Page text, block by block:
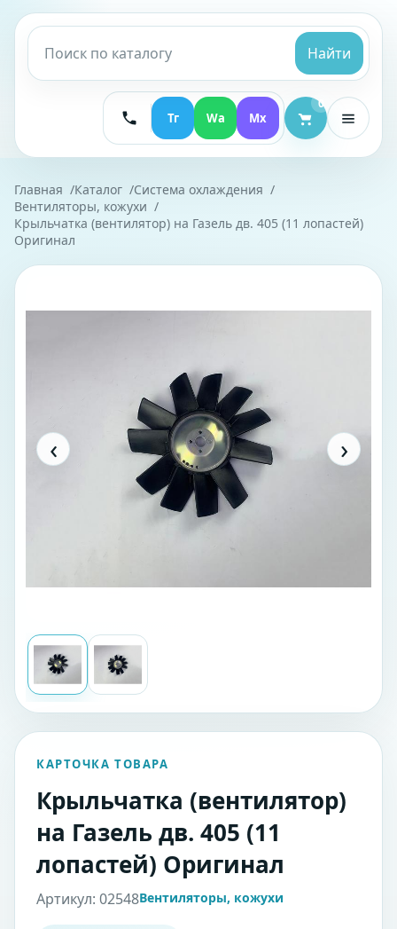
Найти
Тг Wa Mx
0
Главная Каталог
Система охлаждения
Вентиляторы, кожухи
Крыльчатка (вентилятор) на Газель дв. 405 (11 лопастей)
Оригинал
‹ ›
КАРТОЧКА ТОВАРА
Крыльчатка (вентилятор)
на Газель дв. 405 (11
лопастей) Оригинал
Артикул: 02548Вентиляторы, кожухи